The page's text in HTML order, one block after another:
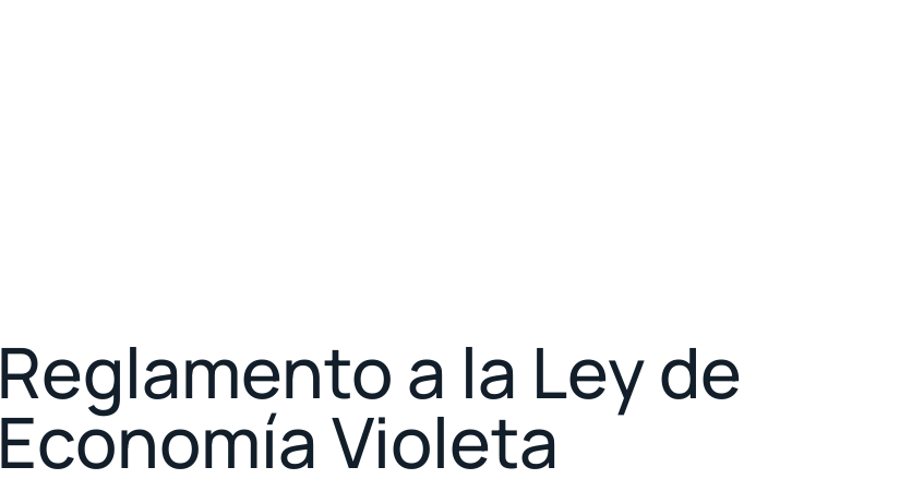
Reglamento a la Ley de
Economía Violeta